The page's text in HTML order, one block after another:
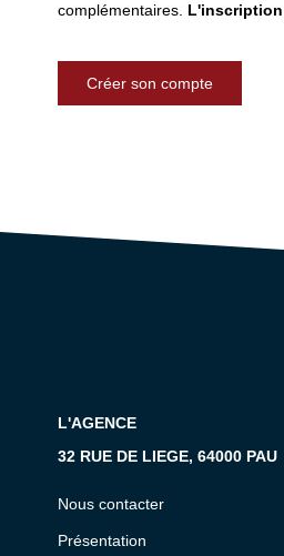
complémentaires. L'inscription
Créer son compte
L'AGENCE
32 RUE DE LIEGE, 64000 PAU
Nous contacter
Présentation